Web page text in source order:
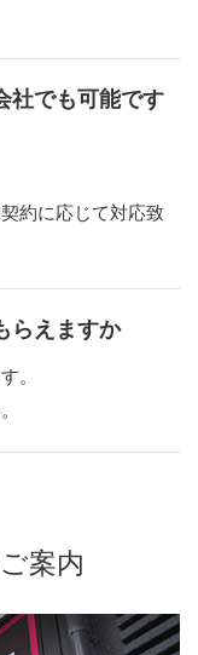
社でも可能です
約に応じて対応致
らえますか
。
案内